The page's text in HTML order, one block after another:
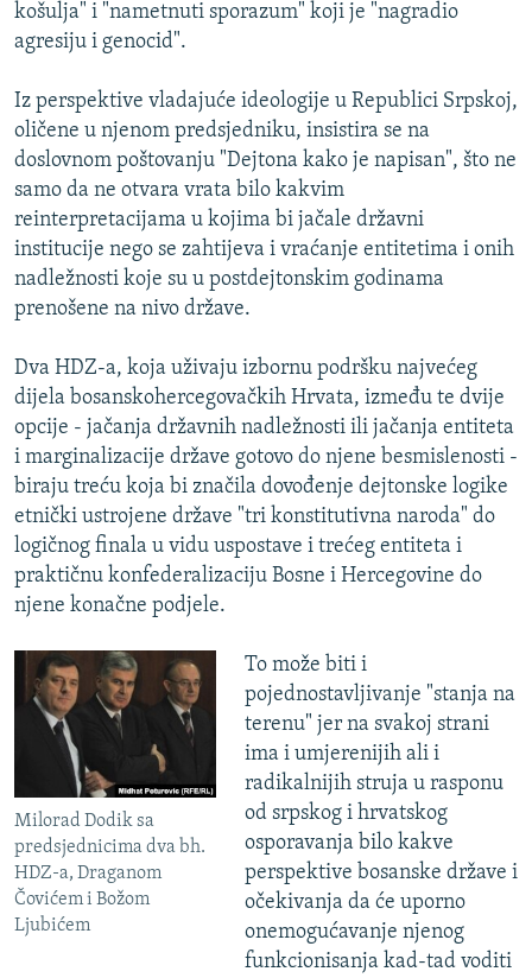
košulja" i "nametnuti sporazum" koji je "nagradio
agresiju i genocid".
Iz perspektive vladajuće ideologije u Republici Srpskoj,
oličene u njenom predsjedniku, insistira se na
doslovnom poštovanju "Dejtona kako je napisan", što ne
samo da ne otvara vrata bilo kakvim
reinterpretacijama u kojima bi jačale državni
institucije nego se zahtijeva i vraćanje entitetima i onih
nadležnosti koje su u postdejtonskim godinama
prenošene na nivo države.
Dva HDZ-a, koja uživaju izbornu podršku najvećeg
dijela bosanskohercegovačkih Hrvata, između te dvije
opcije - jačanja državnih nadležnosti ili jačanja entiteta
i marginalizacije države gotovo do njene besmislenosti -
biraju treću koja bi značila dovođenje dejtonske logike
etnički ustrojene države "tri konstitutivna naroda" do
logičnog finala u vidu uspostave i trećeg entiteta i
praktičnu konfederalizaciju Bosne i Hercegovine do
njene konačne podjele.
Milorad Dodik sa
predsjednicima dva bh.
HDZ-a, Draganom
Čovićem i Božom
Ljubićem
To može biti i
pojednostavljivanje "stanja na
terenu" jer na svakoj strani
ima i umjerenijih ali i
radikalnijih struja u rasponu
od srpskog i hrvatskog
osporavanja bilo kakve
perspektive bosanske države i
očekivanja da će uporno
onemogućavanje njenog
funkcionisanja kad-tad voditi